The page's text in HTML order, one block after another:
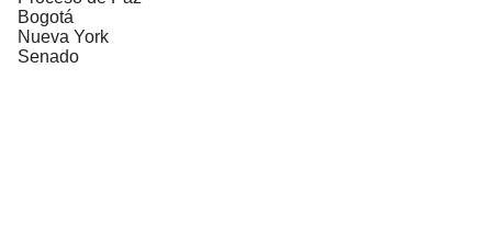
Bogotá
Nueva York
Senado